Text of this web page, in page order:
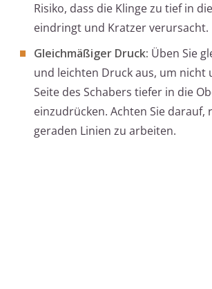
Risiko, dass die Klinge zu tief in
eindringt und Kratzer verursacht.
Gleichmäßiger Druck: Üben Sie
und leichten Druck aus, um nicht
Seite des Schabers tiefer in die
einzudrücken. Achten Sie darauf,
geraden Linien zu arbeiten.